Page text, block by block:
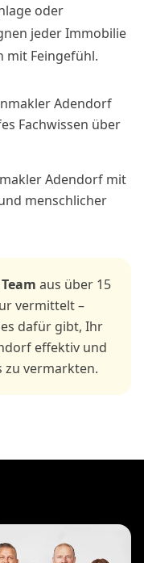
oder
jeder Immobilie
mit Feingefühl.
Adendorf
Fachwissen über
Adendorf mit
menschlicher
aus über 15
vermittelt –
dafür gibt, Ihr
effektiv und
zu vermarkten.